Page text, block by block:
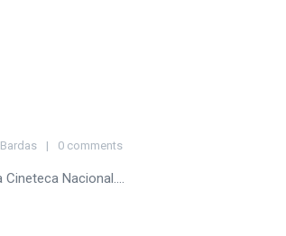
Bardas 0 comments
Nacional....